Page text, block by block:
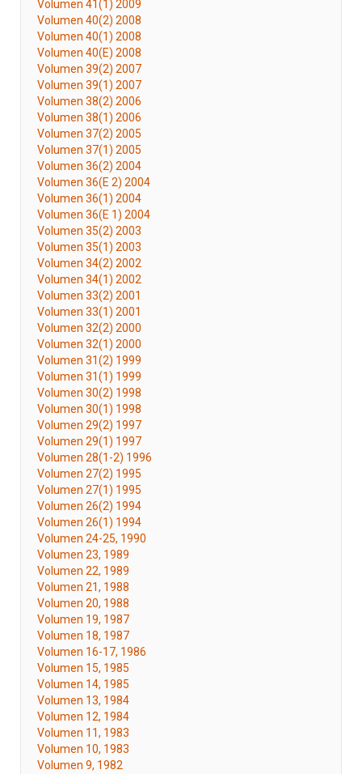
Volumen 41(1) 2009
Volumen 40(2) 2008
Volumen 40(1) 2008
Volumen 40(E) 2008
Volumen 39(2) 2007
Volumen 39(1) 2007
Volumen 38(2) 2006
Volumen 38(1) 2006
Volumen 37(2) 2005
Volumen 37(1) 2005
Volumen 36(2) 2004
Volumen 36(E 2) 2004
Volumen 36(1) 2004
Volumen 36(E 1) 2004
Volumen 35(2) 2003
Volumen 35(1) 2003
Volumen 34(2) 2002
Volumen 34(1) 2002
Volumen 33(2) 2001
Volumen 33(1) 2001
Volumen 32(2) 2000
Volumen 32(1) 2000
Volumen 31(2) 1999
Volumen 31(1) 1999
Volumen 30(2) 1998
Volumen 30(1) 1998
Volumen 29(2) 1997
Volumen 29(1) 1997
Volumen 28(1-2) 1996
Volumen 27(2) 1995
Volumen 27(1) 1995
Volumen 26(2) 1994
Volumen 26(1) 1994
Volumen 24-25, 1990
Volumen 23, 1989
Volumen 22, 1989
Volumen 21, 1988
Volumen 20, 1988
Volumen 19, 1987
Volumen 18, 1987
Volumen 16-17, 1986
Volumen 15, 1985
Volumen 14, 1985
Volumen 13, 1984
Volumen 12, 1984
Volumen 11, 1983
Volumen 10, 1983
Volumen 9, 1982